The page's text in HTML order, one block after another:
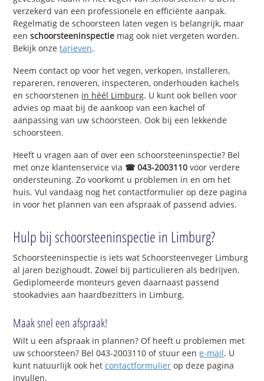
verzekerd van een professionele en efficiënte aanpak.
Regelmatig de schoorsteen laten vegen is belangrijk, maar
eenschoorsteeninspectie mag ook niet vergeten worden.
Bekijk onzetarieven.
Neem contact op voor het vegen, verkopen, installeren,
repareren, renoveren, inspecteren, onderhouden kachels
en schoorstenen in héél Limburg. U kunt ook bellen voor
advies op maat bij de aankoop van een kachel of
aanpassing van uw schoorsteen. Ook bij een lekkende
schoorsteen.
Heeft u vragen aan of over een schoorsteeninspectie? Bel
met onze klantenservice via ☎ 043-2003110 voor verdere
ondersteuning. Zo voorkomt u problemen in en om het
huis. Vul vandaag nog het contactformulier op deze pagina
in voor het plannen van een afspraak of passend advies.
Hulp bij schoorsteeninspectie in Limburg?
Schoorsteeninspectie is iets wat Schoorsteenveger Limburg
al jaren bezighoudt. Zowel bij particulieren als bedrijven.
Gediplomeerde monteurs geven daarnaast passend
stookadvies aan haardbezitters in Limburg.
Maak snel een afspraak!
Wilt u een afspraak in plannen? Of heeft u problemen met
uw schoorsteen? Bel 043-2003110 of stuur eene-mail. U
kunt natuurlijk ook hetcontactformulier op deze pagina
invullen.